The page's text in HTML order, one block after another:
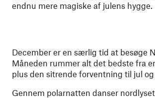
endnu mere magiske af julens hygge.
December er en særlig tid at besøge
Måneden rummer alt det bedste fra
plus den sitrende forventning til jul
Gennem polarnatten danser